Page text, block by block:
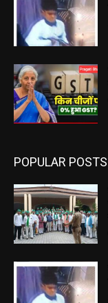
POPULAR POSTS